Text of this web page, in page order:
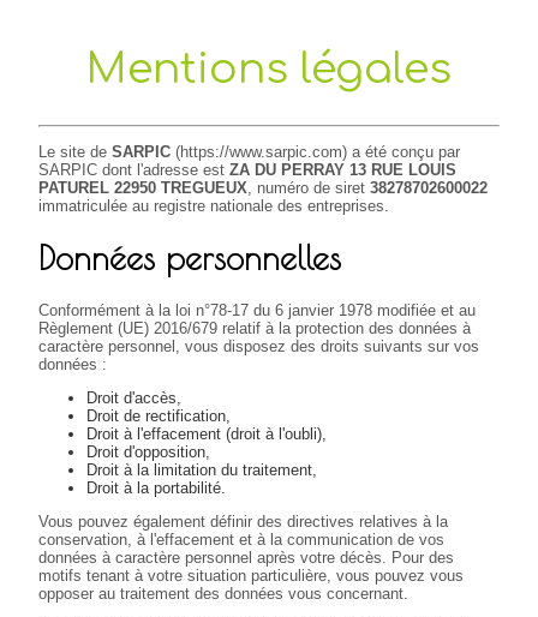
Mentions légales
Le site deSARPIC (https://www.sarpic.com) a été conçu par
SARPIC dont l'adresse estZA DU PERRAY 13 RUE LOUIS
PATUREL 22950 TREGUEUX, numéro de siret38278702600022
immatriculée au registre nationale des entreprises.
Données personnelles
Conformément à la loi n°78-17 du 6 janvier 1978 modifiée et au
Règlement (UE) 2016/679 relatif à la protection des données à
caractère personnel, vous disposez des droits suivants sur vos
données :
Droit d'accès,
Droit de rectification,
Droit à l'effacement (droit à l'oubli),
Droit d'opposition,
Droit à la limitation du traitement,
Droit à la portabilité.
Vous pouvez également définir des directives relatives à la
conservation, à l'effacement et à la communication de vos
données à caractère personnel après votre décès. Pour des
motifs tenant à votre situation particulière, vous pouvez vous
opposer au traitement des données vous concernant.